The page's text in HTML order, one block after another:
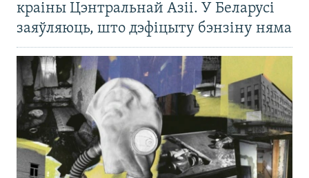
краіны Цэнтральнай Азіі. У Беларусі
заяўляюць, што дэфіцыту бэнзіну няма